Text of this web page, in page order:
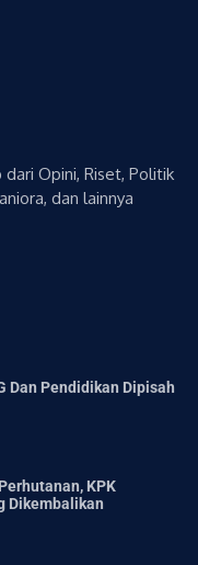
Opini, Riset, Politik
dan lainnya
Dan Pendidikan Dipisah
KPK
Dikembalikan